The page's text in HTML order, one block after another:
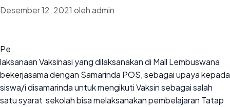
Desember 12, 2021 olehadmin
Pe
laksanaan Vaksinasi yang dilaksanakan di Mall Lembuswana
bekerjasama dengan Samarinda POS, sebagai upaya kepada
siswa/i disamarinda untuk mengikuti Vaksin sebagai salah
satu syarat sekolah bisa melaksanakan pembelajaran Tatap